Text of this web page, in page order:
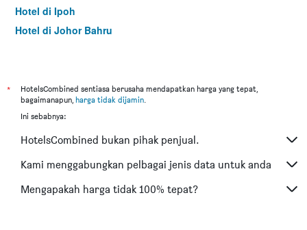
Hotel di Ipoh
Hotel di Johor Bahru
Hotel di Kuching
Hotel di Tokyo
Hotel di Bangkok
Hotel di Putrajaya
Hotel di Shah Alam
*
HotelsCombined sentiasa berusaha mendapatkan harga yang tepat,
bagaimanapun, harga tidak dijamin.
Ini sebabnya:
HotelsCombined bukan pihak penjual.
Kami menggabungkan pelbagai jenis data untuk anda
Mengapakah harga tidak 100% tepat?